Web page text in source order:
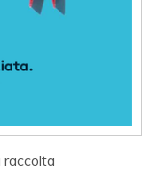
raccolta